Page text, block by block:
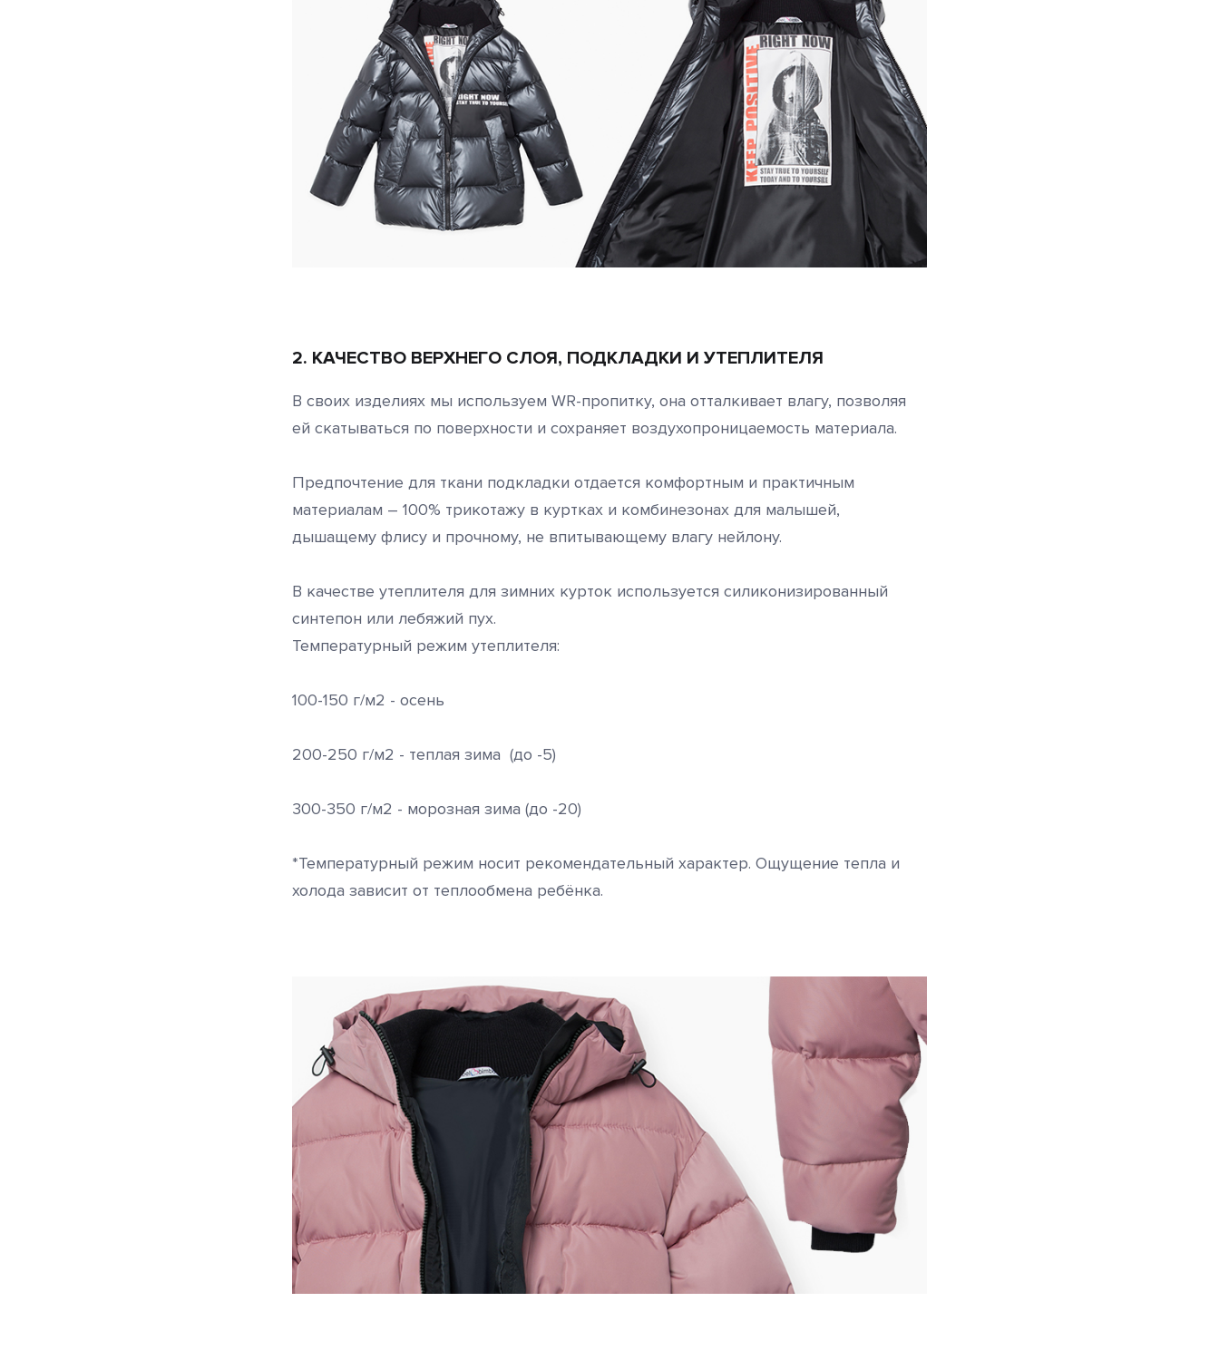
2. КАЧЕСТВО ВЕРХНЕГО СЛОЯ, ПОДКЛАДКИ И УТЕПЛИТЕЛЯ
В своих изделиях мы используем WR-пропитку, она отталкивает влагу, позволяя
ей скатываться по поверхности и сохраняет воздухопроницаемость материала.
Предпочтение для ткани подкладки отдается комфортным и практичным
материалам – 100% трикотажу в куртках и комбинезонах для малышей,
дышащему флису и прочному, не впитывающему влагу нейлону.
В качестве утеплителя для зимних курток используется силиконизированный
синтепон или лебяжий пух.
Температурный режим утеплителя:
100-150 г/м2 - осень
200-250 г/м2 - теплая зима (до -5)
300-350 г/м2 - морозная зима (до -20)
*Температурный режим носит рекомендательный характер. Ощущение тепла и
холода зависит от теплообмена ребёнка.